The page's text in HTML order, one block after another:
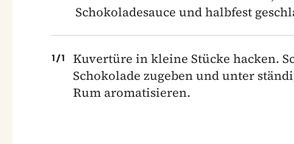
Schokoladesauce und halbfest
1/1
Kuvertüre in kleine Stücke hacken.
Schokolade zugeben und unter
Rum aromatisieren.